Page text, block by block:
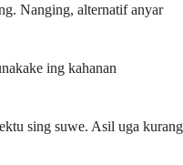
Nanging, alternatif anyar
ing kahanan
sing suwe. Asil uga kurang